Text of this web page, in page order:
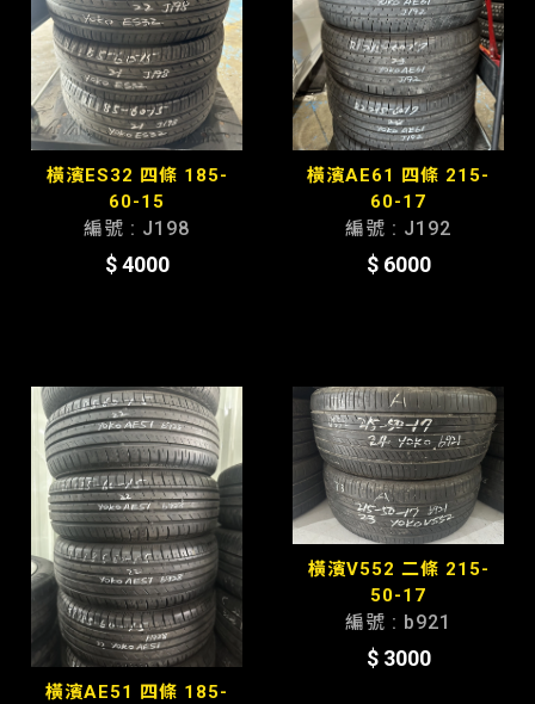
橫濱ES32 四條 185-
60-15
編號 : J198
$ 4000
橫濱AE61 四條 215-
60-17
編號 : J192
$ 6000
橫濱AE51 四條 185-
橫濱V552 二條 215-
50-17
編號 : b921
$ 3000